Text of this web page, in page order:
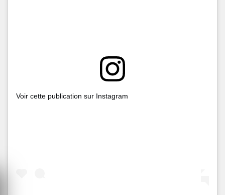
Voir cette publication sur Instagram